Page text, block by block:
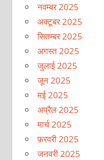
नवम्बर 2025
अक्टूबर 2025
सितम्बर 2025
अगस्त 2025
जुलाई 2025
जून 2025
मई 2025
अप्रैल 2025
मार्च 2025
फ़रवरी 2025
जनवरी 2025